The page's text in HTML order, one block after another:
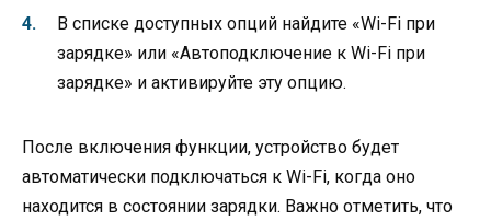
В списке доступных опций найдите «Wi-Fi при
зарядке» или «Автоподключение к Wi-Fi при
зарядке» и активируйте эту опцию.
После включения функции, устройство будет
автоматически подключаться к Wi-Fi, когда оно
находится в состоянии зарядки. Важно отметить, что